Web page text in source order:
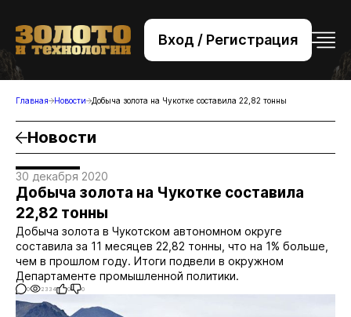
Вход / Регистрация
+7 (495) 221-76-32
bsv@zolteh.ru
Главная Новости Добыча золота на Чукотке составила 22,82 тонны
Новости
30 декабря 2020
Добыча золота на Чукотке составила
22,82 тонны
Добыча золота в Чукотском автономном округе
составила за 11 месяцев 22,82 тонны, что на 1% больше,
чем в прошлом году. Итоги подвели в окружном
Департаменте промышленной политики.
0 2334 0 0